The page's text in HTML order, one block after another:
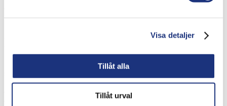
Visa detaljer
Tillåt alla
Tillåt urval
Comment savoir quand remplacer
Nous avons placé un capteur de pression ou une soupape de
filtrant est plein et doit être remplacé. Nous assurons ainsi une faible
contre-pression et un bon écoulement à travers le filtre, ce qui évite
d’endommager le filtre et/ou le moteur.